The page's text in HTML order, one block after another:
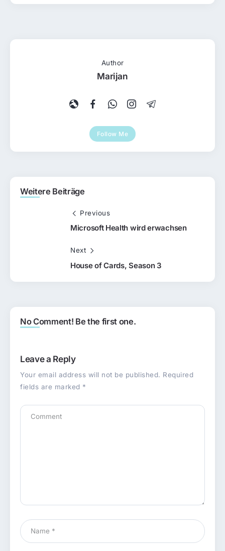
Author
Marijan
Follow Me
Weitere Beiträge
Previous
Microsoft Health wird erwachsen
Next
House of Cards, Season 3
No Comment! Be the first one.
Leave a Reply
Your email address will not be published. Required
fields are marked *